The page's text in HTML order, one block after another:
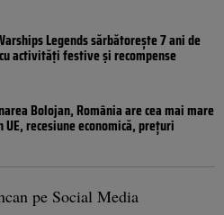
Legends sărbătorește 7 ani de
activități festive și recompense
Bolojan, România are cea mai mare
recesiune economică, prețuri
pe Social Media